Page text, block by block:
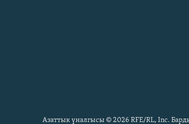
Азаттык үналгысы © 2026 RFE/RL, Inc.